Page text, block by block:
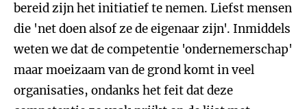
bereid zijn het initiatief te nemen. Liefst mensen
die 'net doen alsof ze de eigenaar zijn'. Inmiddels
weten we dat de competentie 'ondernemerschap'
maar moeizaam van de grond komt in veel
organisaties, ondanks het feit dat deze